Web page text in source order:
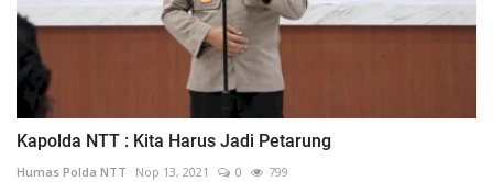
Kapolda NTT : Kita Harus Jadi Petarung
Humas Polda NTT Nop 13, 2021 0 799